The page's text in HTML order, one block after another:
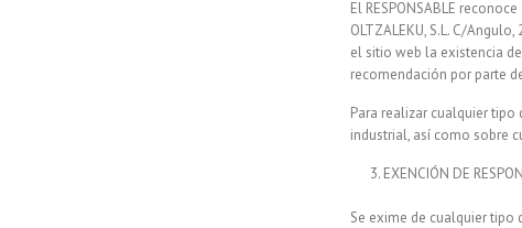
El RESPONSABLE
OLTZALEKU, S.L. C/
el sitio web la existencia
recomendación por parte
Para realizar cualquier
industrial, así como sobre
EXENCIÓN DE
Se exime de cualquier tipo